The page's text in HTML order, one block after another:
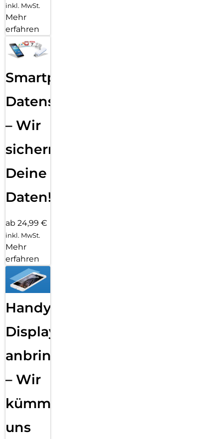
inkl. MwSt.
Mehr
erfahren
Smartphone
Datensicherung
– Wir
sichern
Deine
Daten!
ab 24,99 €
inkl. MwSt.
Mehr
erfahren
Handy
Displayfolie
anbringen
– Wir
kümmern
uns